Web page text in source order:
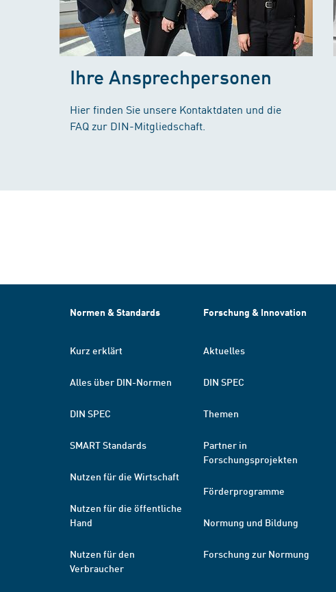
Ihre Ansprechpersonen
Hier finden Sie unsere Kontaktdaten und die
FAQ zur DIN-Mitgliedschaft.
Normen & Standards
Kurz erklärt
Alles über DIN-Normen
DIN SPEC
SMART Standards
Nutzen für die Wirtschaft
Nutzen für die öffentliche
Hand
Nutzen für den
Verbraucher
Forschung & Innovation
Aktuelles
DIN SPEC
Themen
Partner in
Forschungsprojekten
Förderprogramme
Normung und Bildung
Forschung zur Normung